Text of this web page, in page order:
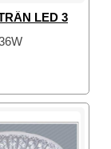
LED 3